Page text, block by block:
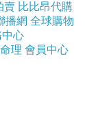
賣 比比昂代購
播網 全球購物
中心
理 會員中心